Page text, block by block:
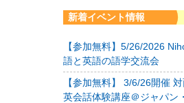
新着イベント情報
【参加無料】5/26/2026
語と英語の語学交流会
【参加無料】 3/6/26開催
英会話体験講座＠ジャパン